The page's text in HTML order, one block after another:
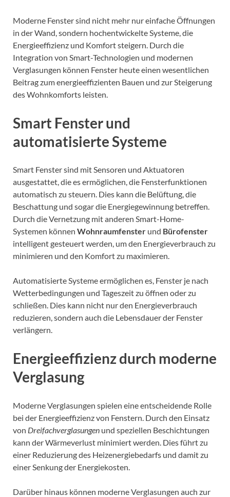
Moderne Fenster sind nicht mehr nur einfache Öffnungen
in der Wand, sondern hochentwickelte Systeme, die
Energieeffizienz und Komfort steigern. Durch die
Integration von Smart-Technologien und modernen
Verglasungen können Fenster heute einen wesentlichen
Beitrag zum energieeffizienten Bauen und zur Steigerung
des Wohnkomforts leisten.
Smart Fenster und
automatisierte Systeme
Smart Fenster sind mit Sensoren und Aktuatoren
ausgestattet, die es ermöglichen, die Fensterfunktionen
automatisch zu steuern. Dies kann die Belüftung, die
Beschattung und sogar die Energiegewinnung betreffen.
Durch die Vernetzung mit anderen Smart-Home-
Systemen können Wohnraumfenster und Bürofenster
intelligent gesteuert werden, um den Energieverbrauch zu
minimieren und den Komfort zu maximieren.
Automatisierte Systeme ermöglichen es, Fenster je nach
Wetterbedingungen und Tageszeit zu öffnen oder zu
schließen. Dies kann nicht nur den Energieverbrauch
reduzieren, sondern auch die Lebensdauer der Fenster
verlängern.
Energieeffizienz durch moderne
Verglasung
Moderne Verglasungen spielen eine entscheidende Rolle
bei der Energieeffizienz von Fenstern. Durch den Einsatz
von Dreifachverglasungen und speziellen Beschichtungen
kann der Wärmeverlust minimiert werden. Dies führt zu
einer Reduzierung des Heizenergiebedarfs und damit zu
einer Senkung der Energiekosten.
Darüber hinaus können moderne Verglasungen auch zur